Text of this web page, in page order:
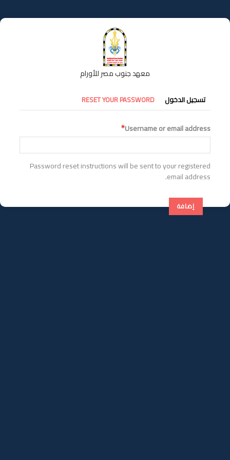
إلى
المحتوى
معهد جنوب مصر للأورام
التبويبات
الأساسية
تسجيل الدخول RESET YOUR PASSWORD
Username or email address
Password reset instructions will be sent to your registered
email address.